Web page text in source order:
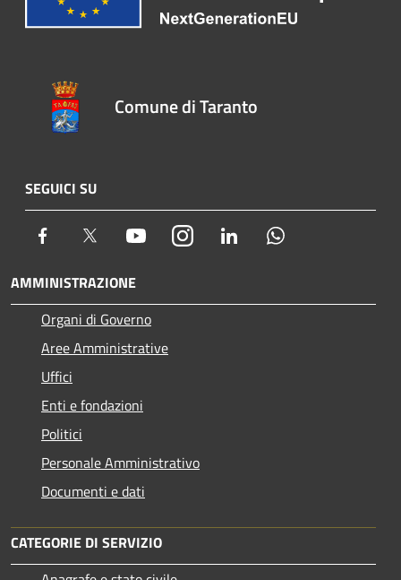
Comune di Taranto
SEGUICI SU
Facebook Twitter YoutubeInstagram LinkedIn
AMMINISTRAZIONE
Organi di Governo
Aree Amministrative
Uffici
Enti e fondazioni
Politici
Personale Amministrativo
Documenti e dati
CATEGORIE DI SERVIZIO